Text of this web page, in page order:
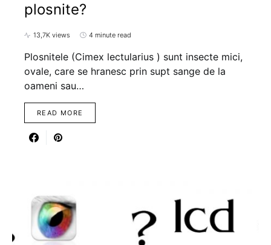
plosnite?
13,7K views 4 minute read
Plosnitele (Cimex lectularius ) sunt insecte mici,
ovale, care se hranesc prin supt sange de la
oameni sau…
READ MORE